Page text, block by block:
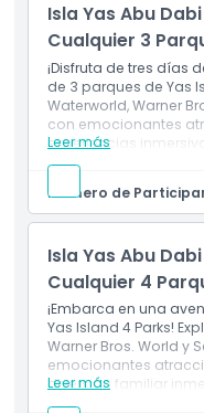
Puedes optar por
naturales
transcurso de
Isla Yas Abu
Cualquier 3
¡Disfruta de tres días
de 3 parques de Yas
Waterworld, Warner
con emocionantes
experiencias
Leer más
Inclusiones
Este boleto
cuatro parques de
Yas Water World,
Durante el
Puedes optar por
calendario
Número de
Isla Yas Abu
Cualquier 4
¡Embarca en una
Yas Island 4 Parks!
Warner Bros. World y
emocionantes
diversión familiar
Leer más
Inclusiones